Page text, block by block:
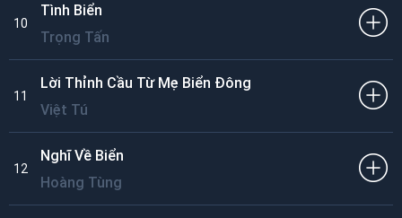
10
Tình Biển
Trọng Tấn
11
Lời Thỉnh Cầu Từ Mẹ Biển Đông
Việt Tú
12
Nghĩ Về Biển
Hoàng Tùng